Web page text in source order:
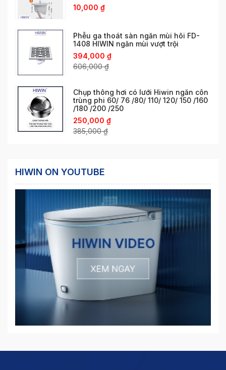
10,000 ₫
Phễu ga thoát sàn ngăn mùi hôi FD-
1408 HIWIN ngăn mùi vượt trội
394,000 ₫
606,000₫
Chụp thông hơi có lưới Hiwin ngăn côn
trùng phi 60/ 76 /80/ 110/ 120/ 150 /160
/180 /200 /250
250,000 ₫
385,000₫
HIWIN ON YOUTUBE